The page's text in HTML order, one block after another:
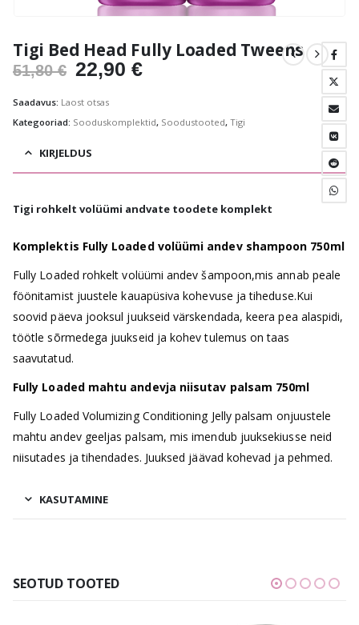
Tigi Bed Head Fully Loaded Tweens
51,80€ Algne
oli:
51,80 €.
22,90€Praegune
22,90 €.
Saadavus: Laost otsas
Kategooriad: Sooduskomplektid, Soodustooted, Tigi
KIRJELDUS
Tigi rohkelt volüümi andvate toodete komplekt
Komplektis Fully Loaded volüümi andev shampoon 750ml
Fully Loaded rohkelt volüümi andev šampoon,mis annab peale
föönitamist juustele kauapüsiva kohevuse ja tiheduse.Kui
soovid päeva jooksul juukseid värskendada, keera pea alaspidi,
töötle sõrmedega juukseid ja kohev tulemus on taas
saavutatud.
Fully Loaded mahtu andevja niisutav palsam 750ml
Fully Loaded Volumizing Conditioning Jelly palsam onjuustele
mahtu andev geeljas palsam, mis imendub juuksekiusse neid
niisutades ja tihendades. Juuksed jäävad kohevad ja pehmed.
KASUTAMINE
SEOTUD TOOTED